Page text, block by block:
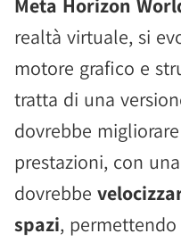
Meta Horizon
realtà virtuale, si
motore grafico e
tratta di una
dovrebbe
prestazioni, con
dovrebbe
spazi,